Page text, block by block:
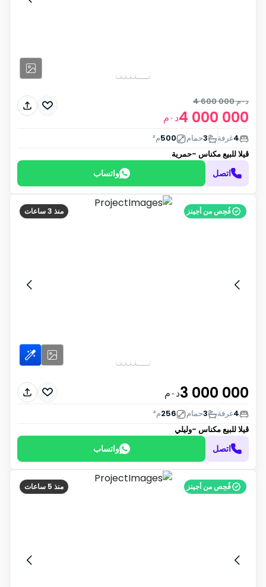
4 000 000د٠م
4 600 000 د٠م
4غرفة 3حمام 500م²
ڤيلا للبيعمكناس -حمرية
اتصل واتساب
منذ 3 ساعات فُحِص من أجينز
3 000 000د٠م
4غرفة 3حمام 256م²
ڤيلا للبيعمكناس -وليلي
اتصل واتساب
منذ 5 ساعات فُحِص من أجينز